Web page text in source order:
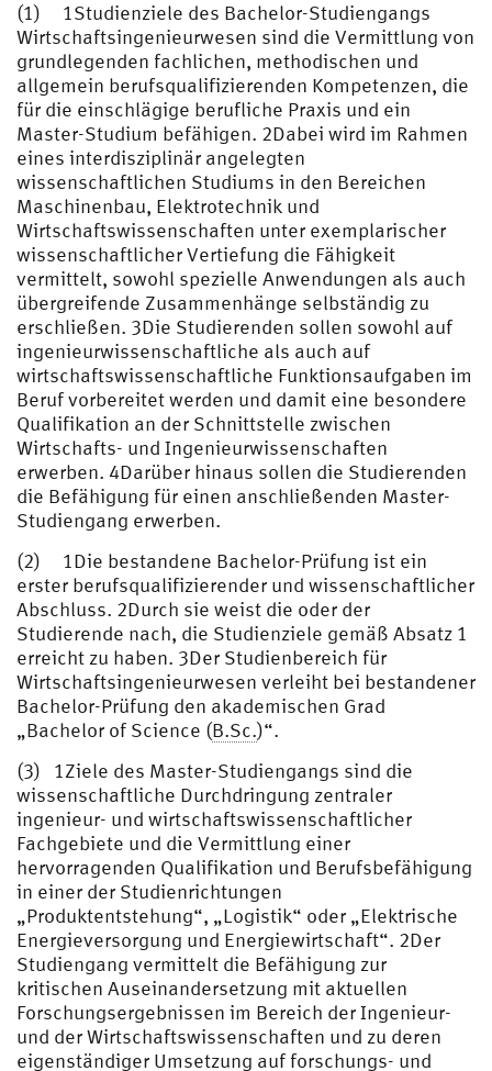
(1) 1Studienziele des Bachelor-Studiengangs
Wirtschaftsingenieurwesen sind die Vermittlung von
grundlegenden fachlichen, methodischen und
allgemein berufsqualifizierenden Kompetenzen, die
für die einschlägige berufliche Praxis und ein
Master-Studium befähigen. 2Dabei wird im Rahmen
eines interdisziplinär angelegten
wissenschaftlichen Studiums in den Bereichen
Maschinenbau, Elektrotechnik und
Wirtschaftswissenschaften unter exemplarischer
wissenschaftlicher Vertiefung die Fähigkeit
vermittelt, sowohl spezielle Anwendungen als auch
übergreifende Zusammenhänge selbständig zu
erschließen. 3Die Studierenden sollen sowohl auf
ingenieurwissenschaftliche als auch auf
wirtschaftswissenschaftliche Funktionsaufgaben im
Beruf vorbereitet werden und damit eine besondere
Qualifikation an der Schnittstelle zwischen
Wirtschafts- und Ingenieurwissenschaften
erwerben. 4Darüber hinaus sollen die Studierenden
die Befähigung für einen anschließenden Master-
Studiengang erwerben.
(2) 1Die bestandene Bachelor-Prüfung ist ein
erster berufsqualifizierender und wissenschaftlicher
Abschluss. 2Durch sie weist die oder der
Studierende nach, die Studienziele gemäß Absatz 1
erreicht zu haben. 3Der Studienbereich für
Wirtschaftsingenieurwesen verleiht bei bestandener
Bachelor-Prüfung den akademischen Grad
„Bachelor of Science (B.Sc.)“.
(3) 1Ziele des Master-Studiengangs sind die
wissenschaftliche Durchdringung zentraler
ingenieur- und wirtschaftswissenschaftlicher
Fachgebiete und die Vermittlung einer
hervorragenden Qualifikation und Berufsbefähigung
in einer der Studienrichtungen
„Produktentstehung“, „Logistik“ oder „Elektrische
Energieversorgung und Energiewirtschaft“. 2Der
Studiengang vermittelt die Befähigung zur
kritischen Auseinandersetzung mit aktuellen
Forschungsergebnissen im Bereich der Ingenieur-
und der Wirtschaftswissenschaften und zu deren
eigenständiger Umsetzung auf forschungs- und